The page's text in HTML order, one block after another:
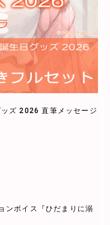
ズ 2026 直筆メッセージ
ンボイス『ひだまりに溺